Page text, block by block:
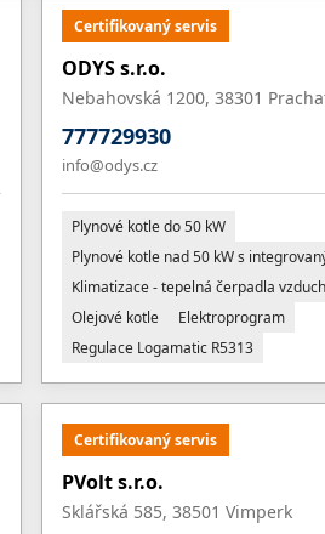
Certifikovaný servis
ODYS s.r.o.
Nebahovská 1200, 38301
777729930
info@odys.cz
Plynové kotle do 50 kW
Plynové kotle nad 50 kW s
Klimatizace - tepelná čerpadla
Olejové kotle
Elektroprogram
Regulace Logamatic R5313
Certifikovaný servis
PVolt s.r.o.
Sklářská 585, 38501 Vimperk